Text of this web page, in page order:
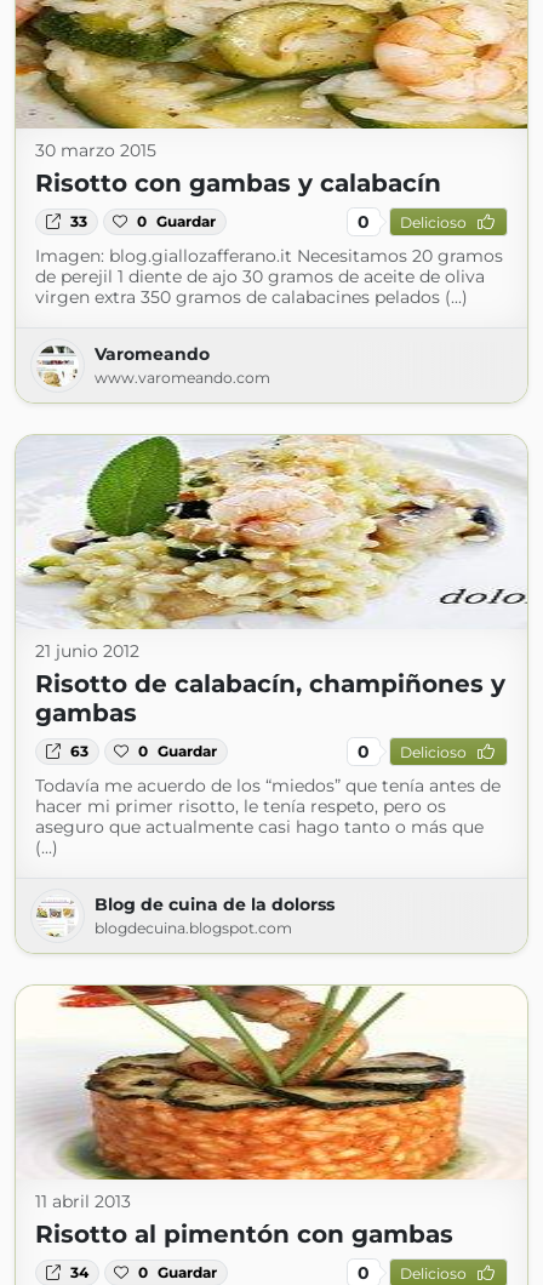
30 marzo 2015
Risotto con gambas y calabacín
33 0 Guardar 0 Delicioso
Imagen: blog.giallozafferano.it Necesitamos 20 gramos
de perejil 1 diente de ajo 30 gramos de aceite de oliva
virgen extra 350 gramos de calabacines pelados (...)
Varomeando
www.varomeando.com
21 junio 2012
Risotto de calabacín, champiñones y
gambas
63 0 Guardar 0 Delicioso
Todavía me acuerdo de los “miedos” que tenía antes de
hacer mi primer risotto, le tenía respeto, pero os
aseguro que actualmente casi hago tanto o más que
(...)
Blog de cuina de la dolorss
blogdecuina.blogspot.com
11 abril 2013
Risotto al pimentón con gambas
34 0 Guardar 0 Delicioso